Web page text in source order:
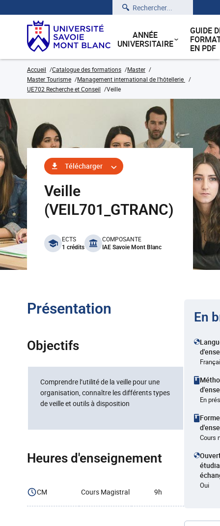
Rechercher
ANNÉE
UNIVERSITAIRE
GUIDE
EN PDF
Accueil Catalogue des formations
Master
Master Tourisme
Management international de l'hôtellerie
UE702 Recherche et Conseil
Veille
Télécharger
Veille
(VEIL701_GTRANC)
benefits
ECTS
1 crédits
COMPOSANTE
IAE Savoie Mont Blanc
Présentation
Objectifs
Comprendre l’utilité de la veille pour une
organisation, connaître les différents types
de veille et outils à disposition
Heures d'enseignement
CM Cours Magistral 9h
En
En
Forme
Cours
Oui